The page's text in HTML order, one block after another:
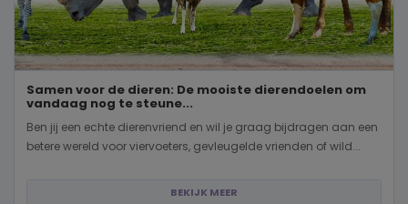
Samen voor de dieren: De mooiste dierendoelen om
vandaag nog te steune...
Ben jij een echte dierenvriend en wil je graag bijdragen aan een
betere wereld voor viervoeters, gevleugelde vrienden of wild...
BEKIJK MEER